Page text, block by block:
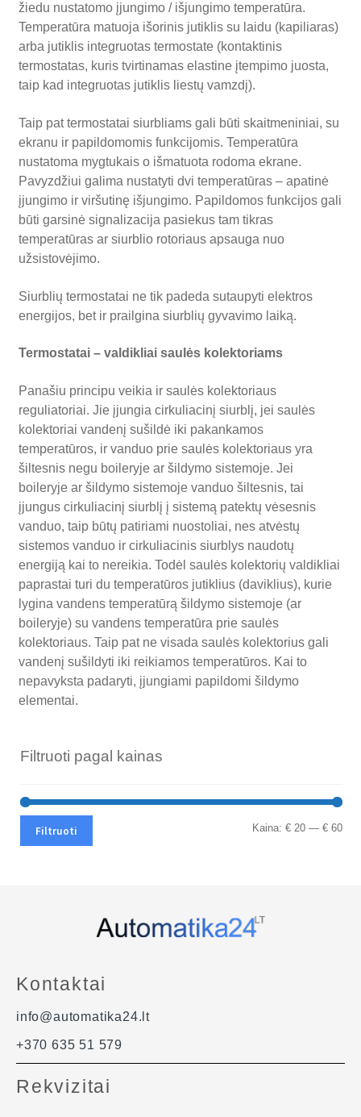
žiedu nustatomo įjungimo / išjungimo temperatūra.
Temperatūra matuoja išorinis jutiklis su laidu (kapiliaras)
arba jutiklis integruotas termostate (kontaktinis
termostatas, kuris tvirtinamas elastine įtempimo juosta,
taip kad integruotas jutiklis liestų vamzdį).
Taip pat termostatai siurbliams gali būti skaitmeniniai, su
ekranu ir papildomomis funkcijomis. Temperatūra
nustatoma mygtukais o išmatuota rodoma ekrane.
Pavyzdžiui galima nustatyti dvi temperatūras – apatinė
įjungimo ir viršutinę išjungimo. Papildomos funkcijos gali
būti garsinė signalizacija pasiekus tam tikras
temperatūras ar siurblio rotoriaus apsauga nuo
užsistovėjimo.
Siurblių termostatai ne tik padeda sutaupyti elektros
energijos, bet ir prailgina siurblių gyvavimo laiką.
Termostatai – valdikliai saulės kolektoriams
Panašiu principu veikia ir saulės kolektoriaus
reguliatoriai. Jie įjungia cirkuliacinį siurblį, jei saulės
kolektoriai vandenį sušildė iki pakankamos
temperatūros, ir vanduo prie saulės kolektoriaus yra
šiltesnis negu boileryje ar šildymo sistemoje. Jei
boileryje ar šildymo sistemoje vanduo šiltesnis, tai
įjungus cirkuliacinį siurblį į sistemą patektų vėsesnis
vanduo, taip būtų patiriami nuostoliai, nes atvėstų
sistemos vanduo ir cirkuliacinis siurblys naudotų
energiją kai to nereikia. Todėl saulės kolektorių valdikliai
paprastai turi du temperatūros jutiklius (daviklius), kurie
lygina vandens temperatūrą šildymo sistemoje (ar
boileryje) su vandens temperatūra prie saulės
kolektoriaus. Taip pat ne visada saulės kolektorius gali
vandenį sušildyti iki reikiamos temperatūros. Kai to
nepavyksta padaryti, įjungiami papildomi šildymo
elementai.
Filtruoti pagal kainas
Min
Filtruoti Kaina:€ 20 —€ 60
Kontaktai
info@automatika24.lt
+370 635 51 579
Rekvizitai